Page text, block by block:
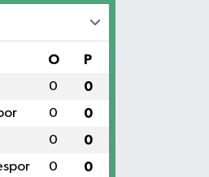
O P
0 0
0 0
0 0
0 0